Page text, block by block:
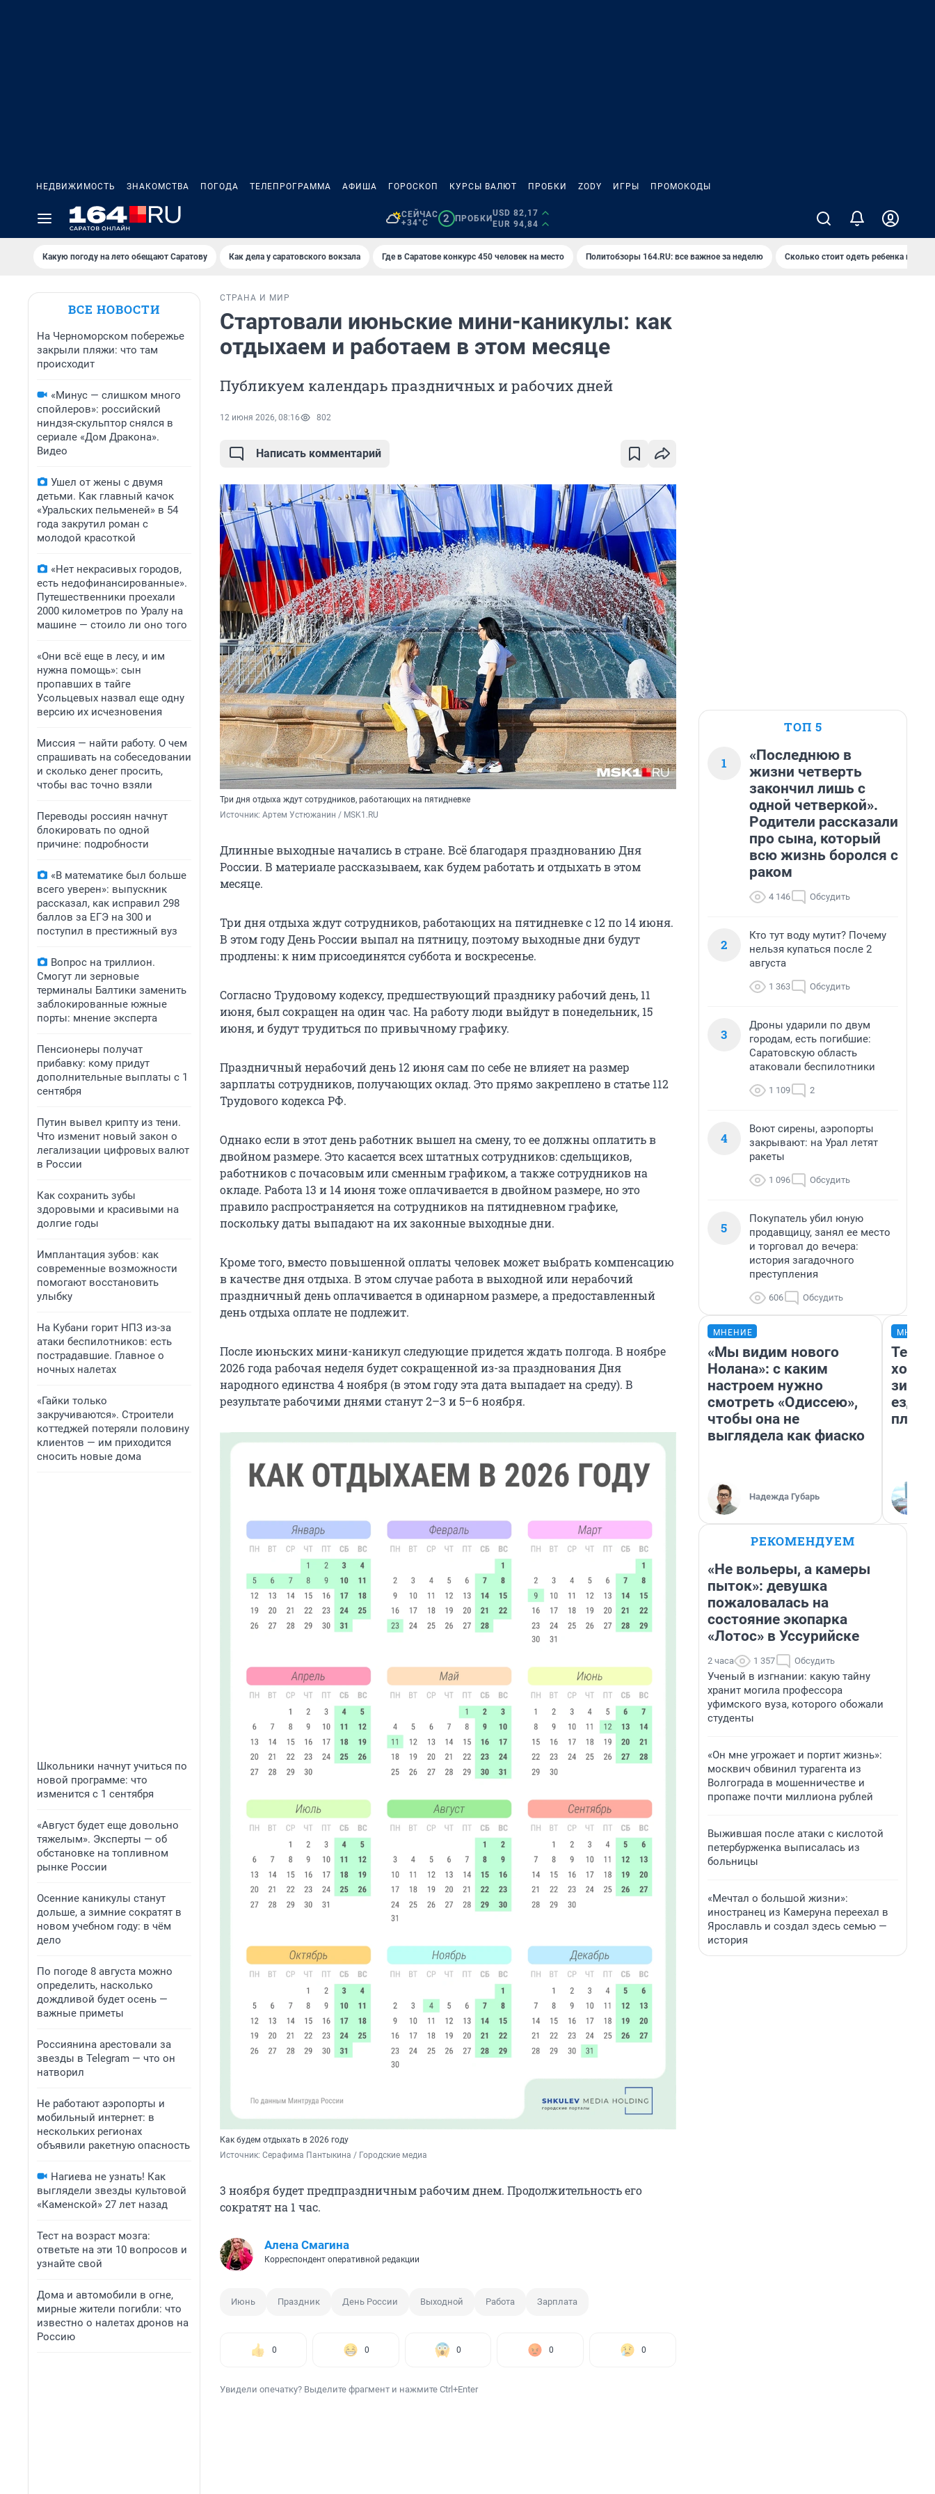
НЕДВИЖИМОСТЬ ЗНАКОМСТВА ПОГОДА ТЕЛЕПРОГРАММА АФИША ГОРОСКОП КУРСЫ ВАЛЮТ ПРОБКИ ZODY ИГРЫ ПРОМОКОДЫ
СЕЙЧАС
+34°C
2 ПРОБКИ
USD 82,17
EUR 94,84
Какую погоду на лето обещают Саратову Как дела у саратовского вокзала Где в Саратове конкурс 450 человек на место Политобзоры 164.RU: все важное за неделю Сколько стоит одеть ребенка на
ВСЕ НОВОСТИ
На Черноморском побережье
закрыли пляжи: что там
происходит
«Минус — слишком много
спойлеров»: российский
ниндзя-скульптор снялся в
сериале «Дом Дракона».
Видео
Ушел от жены с двумя
детьми. Как главный качок
«Уральских пельменей» в 54
года закрутил роман с
молодой красоткой
«Нет некрасивых городов,
есть недофинансированные».
Путешественники проехали
2000 километров по Уралу на
машине — стоило ли оно того
«Они всё еще в лесу, и им
нужна помощь»: сын
пропавших в тайге
Усольцевых назвал еще одну
версию их исчезновения
Миссия — найти работу. О чем
спрашивать на собеседовании
и сколько денег просить,
чтобы вас точно взяли
Переводы россиян начнут
блокировать по одной
причине: подробности
«В математике был больше
всего уверен»: выпускник
рассказал, как исправил 298
баллов за ЕГЭ на 300 и
поступил в престижный вуз
Вопрос на триллион.
Смогут ли зерновые
терминалы Балтики заменить
заблокированные южные
порты: мнение эксперта
Пенсионеры получат
прибавку: кому придут
дополнительные выплаты с 1
сентября
Путин вывел крипту из тени.
Что изменит новый закон о
легализации цифровых валют
в России
Как сохранить зубы
здоровыми и красивыми на
долгие годы
Имплантация зубов: как
современные возможности
помогают восстановить
улыбку
На Кубани горит НПЗ из-за
атаки беспилотников: есть
пострадавшие. Главное о
ночных налетах
«Гайки только
закручиваются». Строители
коттеджей потеряли половину
клиентов — им приходится
сносить новые дома
Школьники начнут учиться по
новой программе: что
изменится с 1 сентября
«Август будет еще довольно
тяжелым». Эксперты — об
обстановке на топливном
рынке России
Осенние каникулы станут
дольше, а зимние сократят в
новом учебном году: в чём
дело
По погоде 8 августа можно
определить, насколько
дождливой будет осень —
важные приметы
Россиянина арестовали за
звезды в Telegram — что он
натворил
Не работают аэропорты и
мобильный интернет: в
нескольких регионах
объявили ракетную опасность
Нагиева не узнать! Как
выглядели звезды культовой
«Каменской» 27 лет назад
Тест на возраст мозга:
ответьте на эти 10 вопросов и
узнайте свой
Дома и автомобили в огне,
мирные жители погибли: что
известно о налетах дронов на
Россию
СТРАНА И МИР
Стартовали июньские мини-каникулы: как
отдыхаем и работаем в этом месяце
Публикуем календарь праздничных и рабочих дней
12 июня 2026, 08:16 802
Написать комментарий
Три дня отдыха ждут сотрудников, работающих на пятидневке
Источник: Артем Устюжанин / MSK1.RU
Длинные выходные начались в стране. Всё благодаря празднованию Дня
России. В материале рассказываем, как будем работать и отдыхать в этом
месяце.
Три дня отдыха ждут сотрудников, работающих на пятидневке с 12 по 14 июня.
В этом году День России выпал на пятницу, поэтому выходные дни будут
продлены: к ним присоединятся суббота и воскресенье.
Согласно Трудовому кодексу, предшествующий празднику рабочий день, 11
июня, был сокращен на один час. На работу люди выйдут в понедельник, 15
июня, и будут трудиться по привычному графику.
Праздничный нерабочий день 12 июня сам по себе не влияет на размер
зарплаты сотрудников, получающих оклад. Это прямо закреплено в статье 112
Трудового кодекса РФ.
Однако если в этот день работник вышел на смену, то ее должны оплатить в
двойном размере. Это касается всех штатных сотрудников: сдельщиков,
работников с почасовым или сменным графиком, а также сотрудников на
окладе. Работа 13 и 14 июня тоже оплачивается в двойном размере, но это
правило распространяется на сотрудников на пятидневном графике,
поскольку даты выпадают на их законные выходные дни.
Кроме того, вместо повышенной оплаты человек может выбрать компенсацию
в качестве дня отдыха. В этом случае работа в выходной или нерабочий
праздничный день оплачивается в одинарном размере, а предоставленный
день отдыха оплате не подлежит.
После июньских мини-каникул следующие придется ждать полгода. В ноябре
2026 года рабочая неделя будет сокращенной из-за празднования Дня
народного единства 4 ноября (в этом году эта дата выпадает на среду). В
результате рабочими днями станут 2–3 и 5–6 ноября.
Как будем отдыхать в 2026 году
Источник: Серафима Пантыкина / Городские медиа
3 ноября будет предпраздничным рабочим днем. Продолжительность его
сократят на 1 час.
Алена Смагина
Корреспондент оперативной редакции
Июнь Праздник День России Выходной Работа Зарплата
0 0 0 0 0
Увидели опечатку? Выделите фрагмент и нажмите Ctrl+Enter
ТОП 5
1
«Последнюю в
жизни четверть
закончил лишь с
одной четверкой».
Родители рассказали
про сына, который
всю жизнь боролся с
раком
4 146 Обсудить
2
Кто тут воду мутит? Почему
нельзя купаться после 2
августа
1 363 Обсудить
3
Дроны ударили по двум
городам, есть погибшие:
Саратовскую область
атаковали беспилотники
1 109 2
4
Воют сирены, аэропорты
закрывают: на Урал летят
ракеты
1 096 Обсудить
5
Покупатель убил юную
продавщицу, занял ее место
и торговал до вечера:
история загадочного
преступления
606 Обсудить
МНЕНИЕ
«Мы видим нового
Нолана»: с каким
настроем нужно
смотреть «Одиссею»,
чтобы она не
выглядела как фиаско
Надежда Губарь
ездит
РЕКОМЕНДУЕМ
«Не вольеры, а камеры
пыток»: девушка
пожаловалась на
состояние экопарка
«Лотос» в Уссурийске
2 часа 1 357 Обсудить
Ученый в изгнании: какую тайну
хранит могила профессора
уфимского вуза, которого обожали
студенты
«Он мне угрожает и портит жизнь»:
москвич обвинил турагента из
Волгограда в мошенничестве и
пропаже почти миллиона рублей
Выжившая после атаки с кислотой
петербурженка выписалась из
больницы
«Мечтал о большой жизни»:
иностранец из Камеруна переехал в
Ярославль и создал здесь семью —
история